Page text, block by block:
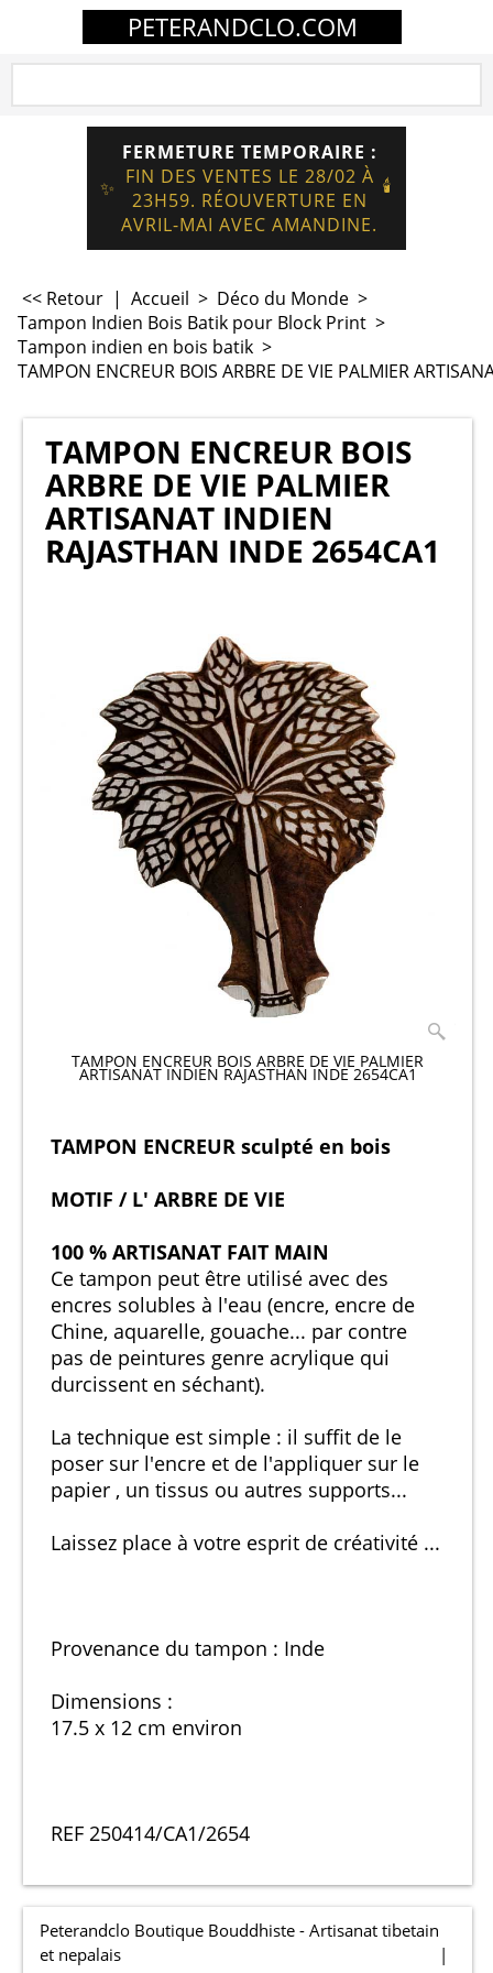
PETERANDCLO.COM
✨
FERMETURE TEMPORAIRE :
FIN DES VENTES LE 28/02 À
23H59. RÉOUVERTURE EN
AVRIL-MAI AVEC AMANDINE.
🕯️
<< Retour | Accueil > Déco du Monde >
Tampon Indien Bois Batik pour Block Print >
Tampon indien en bois batik >
TAMPON ENCREUR BOIS ARBRE DE VIE PALMIER
TAMPON ENCREUR BOIS
ARBRE DE VIE PALMIER
ARTISANAT INDIEN
RAJASTHAN INDE 2654CA1
TAMPON ENCREUR BOIS ARBRE DE VIE PALMIER
ARTISANAT INDIEN RAJASTHAN INDE 2654CA1
TAMPON ENCREUR sculpté en bois
MOTIF / L' ARBRE DE VIE
100 % ARTISANAT FAIT MAIN
Ce tampon peut être utilisé avec des
encres solubles à l'eau (encre, encre de
Chine, aquarelle, gouache... par contre
pas de peintures genre acrylique qui
durcissent en séchant).
La technique est simple : il suffit de le
poser sur l'encre et de l'appliquer sur le
papier , un tissus ou autres supports...
Laissez place à votre esprit de créativité ...
Provenance du tampon : Inde
Dimensions :
17.5 x 12 cm environ
REF 250414/CA1/2654
Peterandclo Boutique Bouddhiste - Artisanat tibetain
et nepalais